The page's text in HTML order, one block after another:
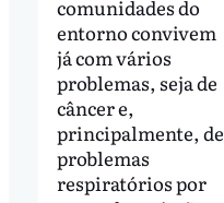
comunidades do
entorno convivem
já com vários
problemas, seja de
câncer e,
principalmente, de
problemas
respiratórios por